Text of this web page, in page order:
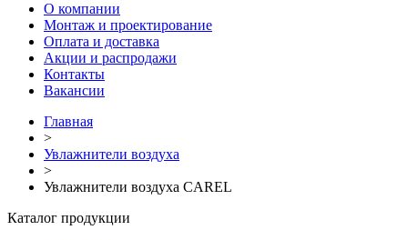
О компании
Монтаж и проектирование
Оплата и доставка
Акции и распродажи
Контакты
Вакансии
Главная
>
Увлажнители воздуха
>
Увлажнители воздуха CAREL
Каталог продукции